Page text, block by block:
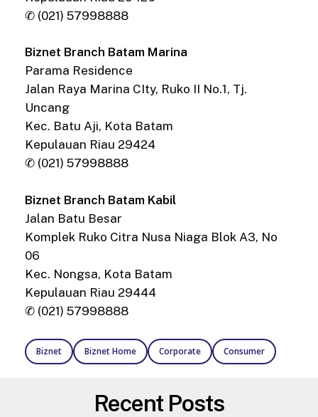
✆ (021) 57998888
Biznet Branch Batam Marina
Parama Residence
Jalan Raya Marina CIty, Ruko II No.1, Tj.
Uncang
Kec. Batu Aji, Kota Batam
Kepulauan Riau 29424
✆ (021) 57998888
Biznet Branch Batam Kabil
Jalan Batu Besar
Komplek Ruko Citra Nusa Niaga Blok A3, No
06
Kec. Nongsa, Kota Batam
Kepulauan Riau 29444
✆ (021) 57998888
Biznet Biznet Home Corporate Consumer
Recent Posts